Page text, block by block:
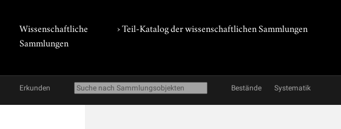
Wissenschaftliche
Sammlungen
› Teil-Katalog der wissenschaftlichen Sammlungen
Erkunden Bestände Systematik